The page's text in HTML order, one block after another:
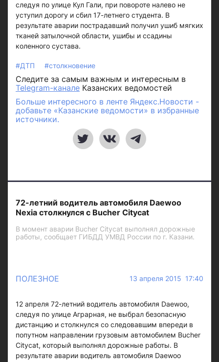
следуя по улице Кул Гали, при повороте налево не
уступил дорогу и сбил 17-летнего студента. В
результате аварии пострадавший получил ушиб мягких
тканей затылочной области, ушибы и ссадины
коленного сустава.
#ДТП #столкновение
Следите за самым важным и интересным в
Telegram-канале Казанских ведомостей
Больше интересного в ленте Яндекс.Новости -
добавьте «Казанские ведомости» в избранные
источники.
72-летний водитель автомобиля Daewoo
Nexia столкнулся с Bucher Citycat
В момент аварии Bucher Citycat выполнял дорожные
работы, сообщает ГИБДД УМВД России по г. Казани.
ПОЛЕЗНОЕ 13 апреля 2015 17:40
12 апреля 72-летний водитель автомобиля Daewoo,
следуя по улице Аграрная, не выбрал безопасную
дистанцию и столкнулся со следовавшим впереди в
попутном направлении грузовым автомобилем Bucher
Citycat, который выполнял дорожные работы. В
результате аварии водитель автомобиля Daewoo